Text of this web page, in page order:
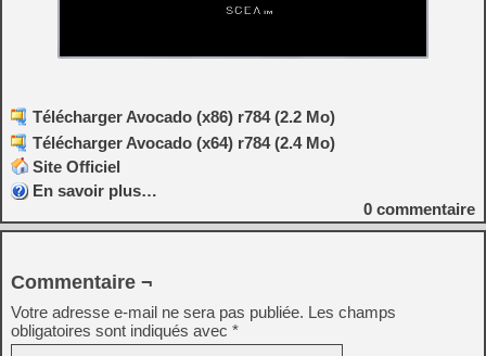
Télécharger Avocado (x86) r784 (2.2 Mo)
Télécharger Avocado (x64) r784 (2.4 Mo)
Site Officiel
En savoir plus…
0 commentaire
Commentaire ¬
Votre adresse e-mail ne sera pas publiée. Les champs
obligatoires sont indiqués avec *